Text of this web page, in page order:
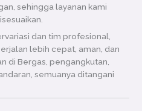
sehingga layanan kami
dan tim profesional,
lebih cepat, aman, dan
di Bergas, pengangkutan,
semuanya ditangani